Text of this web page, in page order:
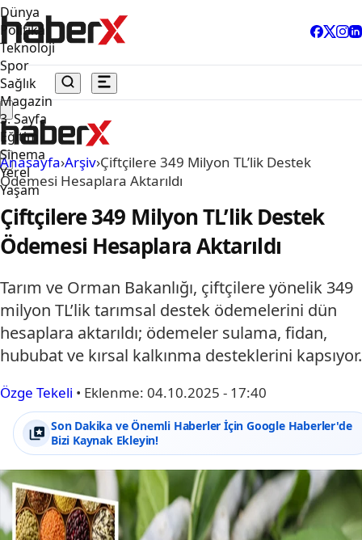
Dünya
Politika
Teknoloji
Spor
Sağlık
Magazin
3. Sayfa
Eğitim
Sinema
Yerel
Yaşam
Anasayfa›Arşiv›Çiftçilere 349 Milyon TL’lik Destek
Ödemesi Hesaplara Aktarıldı
Çiftçilere 349 Milyon TL’lik Destek
Ödemesi Hesaplara Aktarıldı
Tarım ve Orman Bakanlığı, çiftçilere yönelik 349
milyon TL’lik tarımsal destek ödemelerini dün
hesaplara aktarıldı; ödemeler sulama, fidan,
hububat ve kırsal kalkınma desteklerini kapsıyor.
Özge Tekeli • Eklenme: 04.10.2025 - 17:40
Son Dakika ve Önemli Haberler İçin Google Haberler'de
Bizi Kaynak Ekleyin!